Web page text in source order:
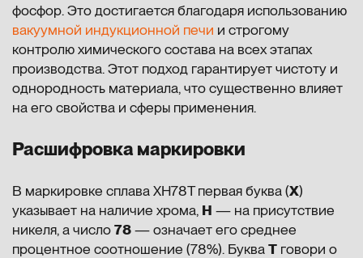
фосфор. Это достигается благодаря использованию
вакуумной индукционной печи и строгому
контролю химического состава на всех этапах
производства. Этот подход гарантирует чистоту и
однородность материала, что существенно влияет
на его свойства и сферы применения.
Расшифровка маркировки
В маркировке сплава ХН78Т первая буква (Х)
указывает на наличие хрома, Н — на присутствие
никеля, а число78— означает его среднее
процентное соотношение (78%). БукваТ говори о